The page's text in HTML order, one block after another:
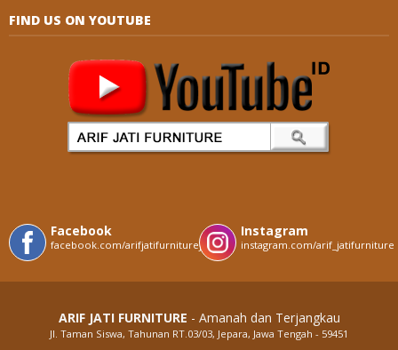
FIND US ON YOUTUBE
Facebook
facebook.com/arifjatifurniturejepara
Instagram
instagram.com/arif_jatifurniture
ARIF JATI FURNITURE - Amanah dan Terjangkau
Jl. Taman Siswa, Tahunan RT.03/03, Jepara, Jawa Tengah - 59451